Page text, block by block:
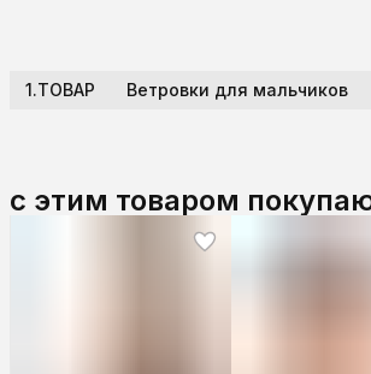
1.ТОВАР Ветровки для мальчиков
с этим товаром